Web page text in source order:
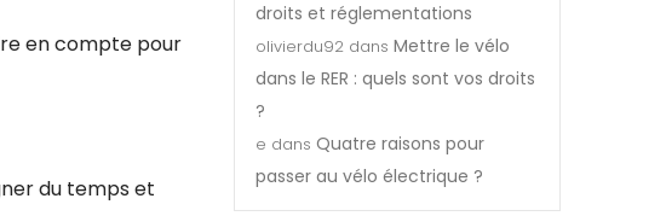
en compte pour
du temps et
droits et réglementations
olivierdu92 dans Mettre le vélo
dans le RER : quels sont vos droits
?
e dans Quatre raisons pour
passer au vélo électrique ?